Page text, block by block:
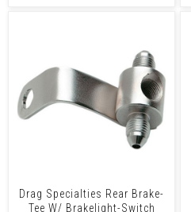
Drag Specialties Rear Brake-
Tee W/ Brakelight-Switch